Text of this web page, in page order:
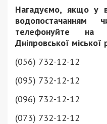
Нагадуємо, якщо у
водопостачанням
телефонуйте на
Дніпровської міської
(056) 732-12-12
(095) 732-12-12
(096) 732-12-12
(073) 732-12-12